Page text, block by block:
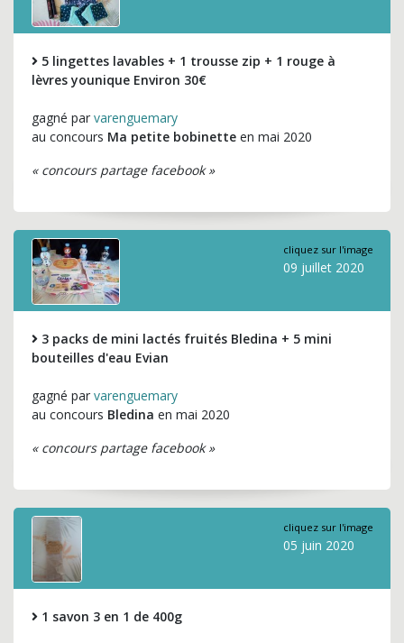
5 lingettes lavables + 1 trousse zip + 1 rouge à
lèvres younique Environ 30€
gagné par varenguemary
au concours Ma petite bobinette en mai 2020
« concours partage facebook »
cliquez sur l'image
09 juillet 2020
3 packs de mini lactés fruités Bledina + 5 mini
bouteilles d'eau Evian
gagné par varenguemary
au concours Bledina en mai 2020
« concours partage facebook »
cliquez sur l'image
05 juin 2020
1 savon 3 en 1 de 400g